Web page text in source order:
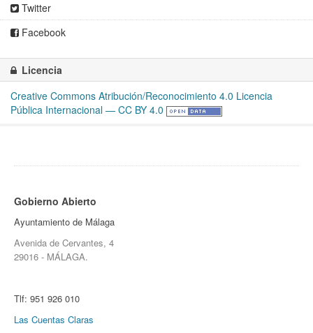
Twitter
Facebook
Licencia
Creative Commons Atribución/Reconocimiento 4.0 Licencia
Pública Internacional — CC BY 4.0
Gobierno Abierto
Ayuntamiento de Málaga
Avenida de Cervantes, 4
29016 - MÁLAGA.
Tlf: 951 926 010
Las Cuentas Claras